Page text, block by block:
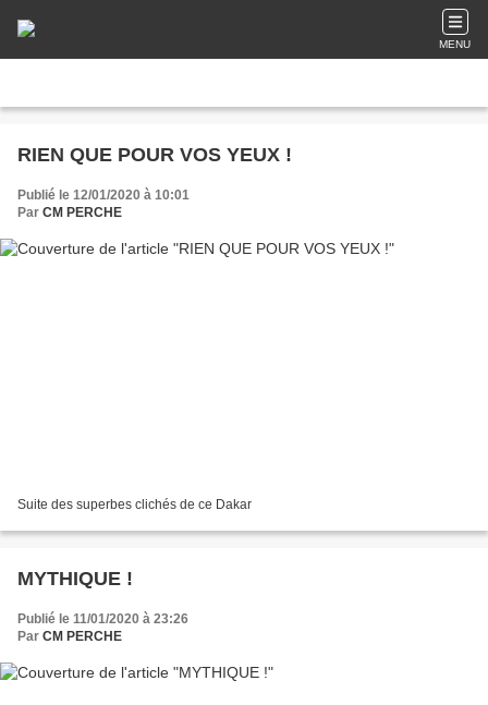
MENU
RIEN QUE POUR VOS YEUX !
Publié le 12/01/2020 à 10:01
Par CM PERCHE
Suite des superbes clichés de ce Dakar
MYTHIQUE !
Publié le 11/01/2020 à 23:26
Par CM PERCHE